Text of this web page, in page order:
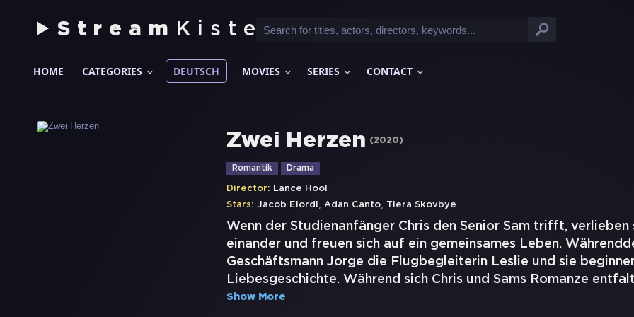
Stream Kiste
HOME CATEGORIES DEUTSCH MOVIES SERIES CONTACT
Zwei Herzen (2020)
Romantik Drama
Director: Lance Hool
Stars: Jacob Elordi, Adan Canto, Tiera Skovbye
Wenn der Studienanfänger Chris den Senior Sam trifft, verlieben
einander und freuen sich auf ein gemeinsames Leben.
Geschäftsmann Jorge die Flugbegleiterin Leslie und sie
Liebesgeschichte. Während sich Chris und Sams Romanze
Show More